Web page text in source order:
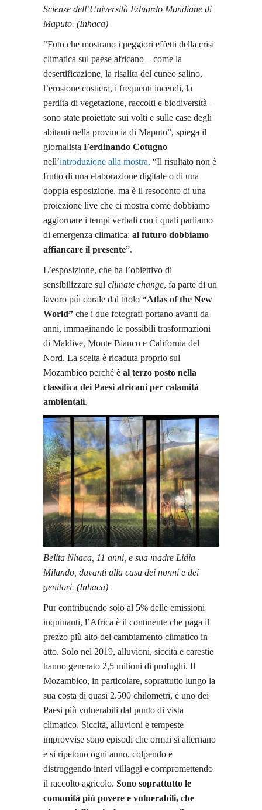
Scienze dell’Università Eduardo Mondiane di
Maputo. (Inhaca)
“Foto che mostrano i peggiori effetti della crisi
climatica sul paese africano – come la
desertificazione, la risalita del cuneo salino,
l’erosione costiera, i frequenti incendi, la
perdita di vegetazione, raccolti e biodiversità –
sono state proiettate sui volti e sulle case degli
abitanti nella provincia di Maputo”, spiega il
giornalista Ferdinando Cotugno
nell’introduzione alla mostra. “Il risultato non è
frutto di una elaborazione digitale o di una
doppia esposizione, ma è il resoconto di una
proiezione live che ci mostra come dobbiamo
aggiornare i tempi verbali con i quali parliamo
di emergenza climatica: al futuro dobbiamo
affiancare il presente”.
L’esposizione, che ha l’obiettivo di
sensibilizzare sul climate change, fa parte di un
lavoro più corale dal titolo “Atlas of the New
World” che i due fotografi portano avanti da
anni, immaginando le possibili trasformazioni
di Maldive, Monte Bianco e California del
Nord. La scelta è ricaduta proprio sul
Mozambico perché è al terzo posto nella
classifica dei Paesi africani per calamità
ambientali.
Belita Nhaca, 11 anni, e sua madre Lidia
Milando, davanti alla casa dei nonni e dei
genitori. (Inhaca)
Pur contribuendo solo al 5% delle emissioni
inquinanti, l’Africa è il continente che paga il
prezzo più alto del cambiamento climatico in
atto. Solo nel 2019, alluvioni, siccità e carestie
hanno generato 2,5 milioni di profughi. Il
Mozambico, in particolare, soprattutto lungo la
sua costa di quasi 2.500 chilometri, è uno dei
Paesi più vulnerabili dal punto di vista
climatico. Siccità, alluvioni e tempeste
improvvise sono episodi che ormai si alternano
e si ripetono ogni anno, colpendo e
distruggendo interi villaggi e compromettendo
il raccolto agricolo. Sono soprattutto le
comunità più povere e vulnerabili, che